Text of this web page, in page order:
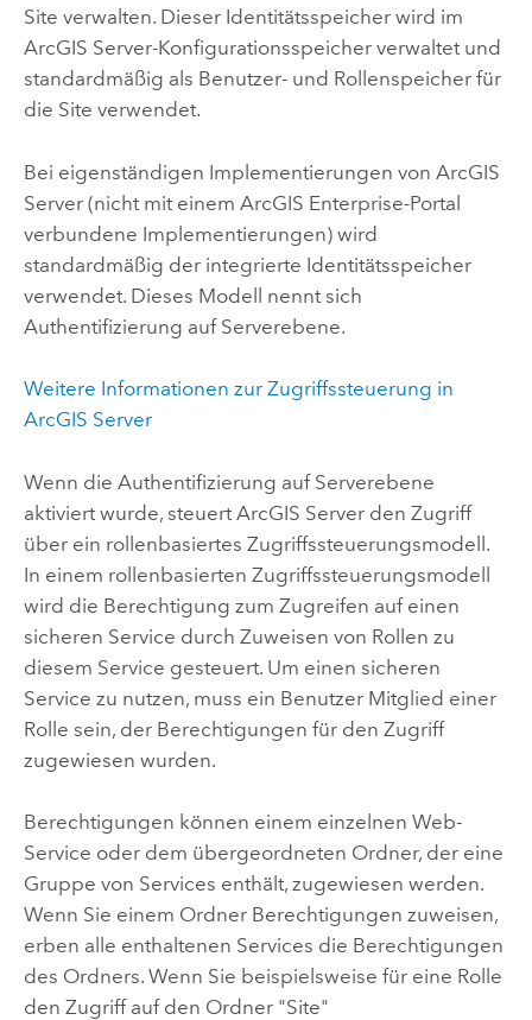
Site verwalten. Dieser Identitätsspeicher wird im
ArcGIS Server-Konfigurationsspeicher verwaltet und
standardmäßig als Benutzer- und Rollenspeicher für
die Site verwendet.
Bei eigenständigen Implementierungen von ArcGIS
Server(nicht mit einem ArcGIS Enterprise-Portal
verbundene Implementierungen) wird
standardmäßig der integrierte Identitätsspeicher
verwendet. Dieses Modell nennt sich
Authentifizierung auf Serverebene.
Weitere Informationen zur Zugriffssteuerung in
ArcGIS Server
Wenn die Authentifizierung auf Serverebene
aktiviert wurde, steuert ArcGIS Serverden Zugriff
über ein rollenbasiertes Zugriffssteuerungsmodell.
In einem rollenbasierten Zugriffssteuerungsmodell
wird die Berechtigung zum Zugreifen auf einen
sicheren Service durch Zuweisen von Rollen zu
diesem Service gesteuert. Um einen sicheren
Service zu nutzen, muss ein Benutzer Mitglied einer
Rolle sein, der Berechtigungen für den Zugriff
zugewiesen wurden.
Berechtigungen können einem einzelnen Web-
Service oder dem übergeordneten Ordner, der eine
Gruppe von Services enthält, zugewiesen werden.
Wenn Sie einem Ordner Berechtigungen zuweisen,
erben alle enthaltenen Services die Berechtigungen
des Ordners. Wenn Sie beispielsweise für eine Rolle
den Zugriff auf den Ordner "Site"